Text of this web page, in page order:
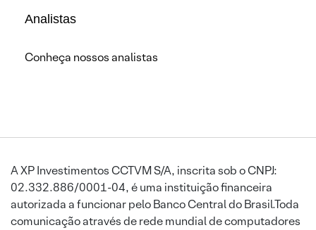
Analistas
Conheça nossos analistas
A XP Investimentos CCTVM S/A, inscrita sob o CNPJ:
02.332.886/0001-04, é uma instituição financeira
autorizada a funcionar pelo Banco Central do Brasil.Toda
comunicação através de rede mundial de computadores